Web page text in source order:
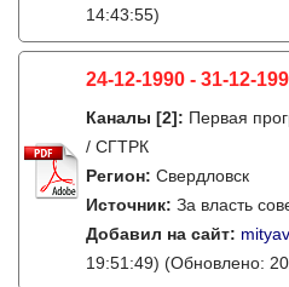
14:43:55)
24-12-1990 - 31-12-
Каналы [2]: Первая
/ СГТРК
Регион: Свердловск
Источник: За власть
Добавил на сайт:
19:51:49) (Обновлено: